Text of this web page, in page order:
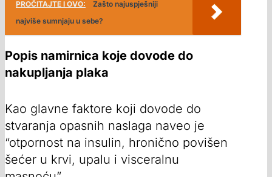
PROČITAJTE I OVO:
Zašto najuspješniji
najviše sumnjaju u sebe?
Popis namirnica koje dovode do
nakupljanja plaka
Kao glavne faktore koji dovode do
stvaranja opasnih naslaga naveo je
“otpornost na insulin, hronično povišen
šećer u krvi, upalu i visceralnu